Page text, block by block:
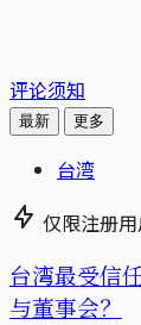
评论须知
最新 更多
台湾
仅限注册用
台湾最受信
与董事会？